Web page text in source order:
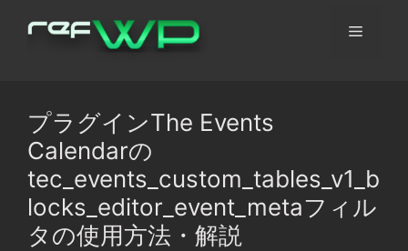
メ
ー
プラグインThe Events
Calendarの
tec_events_custom_tables_v1_b
locks_editor_event_metaフィル
タの使用方法・解説